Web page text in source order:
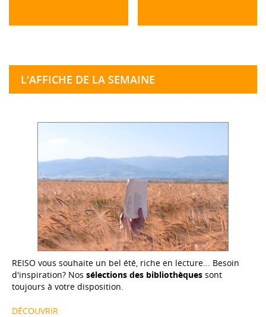
L'AFFICHE DE LA SEMAINE
REISO vous souhaite un bel été, riche en lecture... Besoin
d'inspiration? Nos sélections des bibliothèques sont
toujours à votre disposition.
DÉCOUVRIR